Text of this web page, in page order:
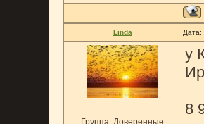
Linda
Группа: Доверенные
у
8